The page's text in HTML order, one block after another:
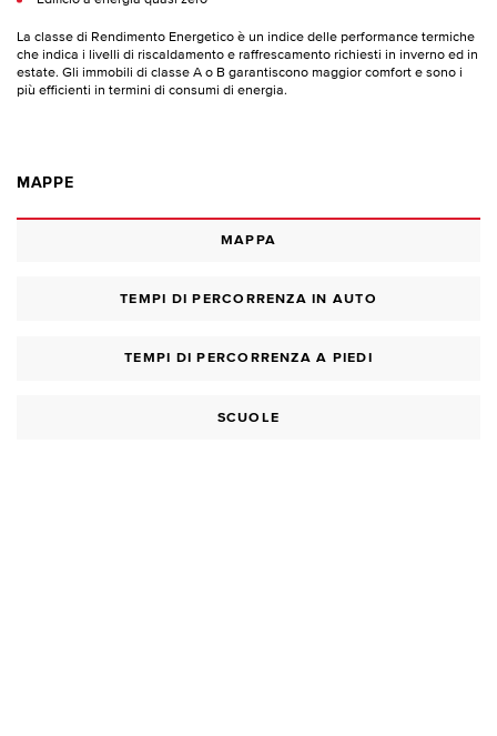
La classe di Rendimento Energetico è un indice delle performance termiche
che indica i livelli di riscaldamento e raffrescamento richiesti in inverno ed in
estate. Gli immobili di classe A o B garantiscono maggior comfort e sono i
più efficienti in termini di consumi di energia.
MAPPE
MAPPA
TEMPI DI PERCORRENZA IN AUTO
TEMPI DI PERCORRENZA A PIEDI
SCUOLE